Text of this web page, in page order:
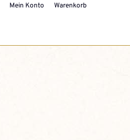
Mein Konto Warenkorb